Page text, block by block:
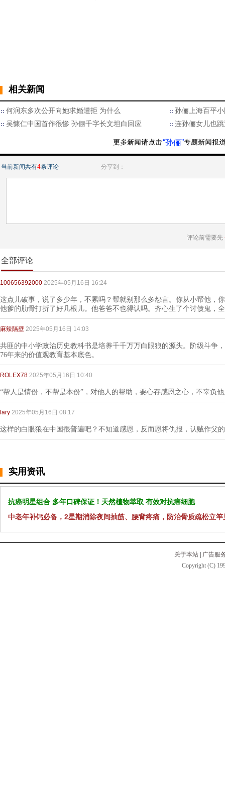
相关新闻
何润东多次公开向她求婚遭拒 为什么
孙俪上海百平
吴慷仁中国首作很惨 孙俪千字长文坦白回应
连孙俪女儿也
“孙俪”
当前新闻共有4条评论 分享到：
评论前需要先
全部评论
100656392000 2025年05月16日 16:24
这点儿破事，说了多少年，不累吗？帮就别那么多怨言。你从小帮他，
他爹的肋骨打折了好几根儿。他爸爸不也得认吗。齐心生了个讨债鬼，
麻辣隔壁 2025年05月16日 14:03
共匪的中小学政治历史教科书是培养千千万万白眼狼的源头。阶级斗争
76年来的价值观教育基本底色。
ROLEX78 2025年05月16日 10:40
“帮人是情份，不帮是本份”，对他人的帮助，要心存感恩之心，不辜负
lary 2025年05月16日 08:17
这样的白眼狼在中国很普遍吧？不知道感恩，反而恩将仇报，认贼作父
实用资讯
抗癌明星组合 多年口碑保证！天然植物萃取 有效对抗癌细胞
中老年补钙必备，2星期消除夜间抽筋、腰背疼痛，防治骨质疏松立竿
关于本站
广告服
Copyright (C)